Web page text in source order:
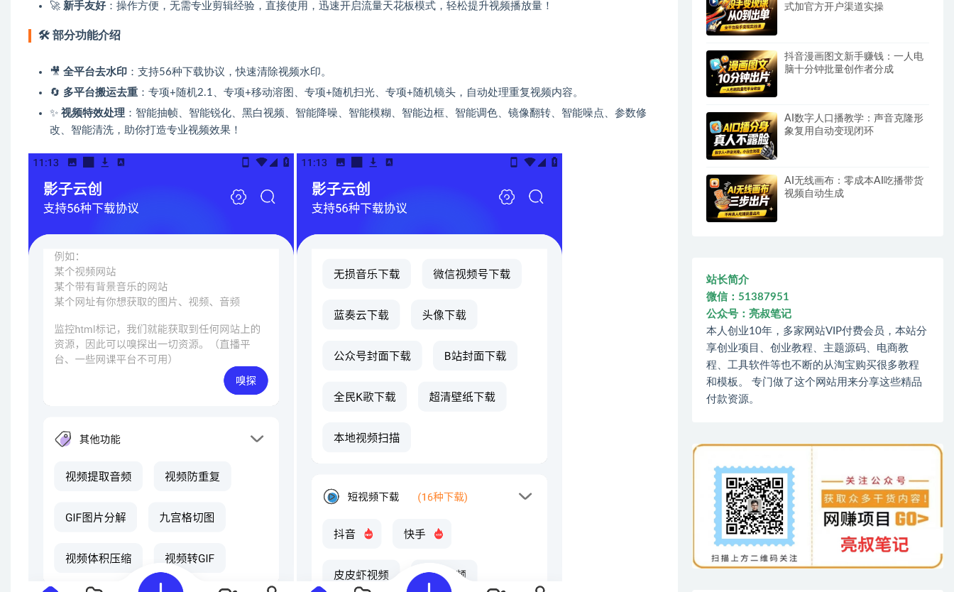
🚀 新手友好：操作方便，无需专业剪辑经验，直接使用，迅速开启流量天花板模式，轻松提升视频播放量！
🛠 部分功能介绍
🎥 全平台去水印 ：支持56种下载协议，快速清除视频水印。
🔄 多平台搬运去重 ：专项+随机2.1、专项+移动溶图、专项+随机扫光、专项+随机镜头，自动处理重复视频内容。
✨ 视频特效处理 ：智能抽帧、智能锐化、黑白视频、智能降噪、智能模糊、智能边框、智能调色、镜像翻转、智能噪点、参数修
改、智能清洗，助你打造专业视频效果！
式加官方开户渠道实操
抖音漫画图文新手赚钱：一人电
脑十分钟批量创作者分成
AI数字人口播教学：声音克隆形
象复用自动变现闭环
AI无线画布：零成本AI吃播带货
视频自动生成
站长简介
微信：51387951
公众号：亮叔笔记
本人创业10年，多家网站VIP付费会员，本站分
享创业项目、创业教程、主题源码、电商教
程、工具软件等也不断的从淘宝购买很多教程
和模板。 专门做了这个网站用来分享这些精品
付款资源。